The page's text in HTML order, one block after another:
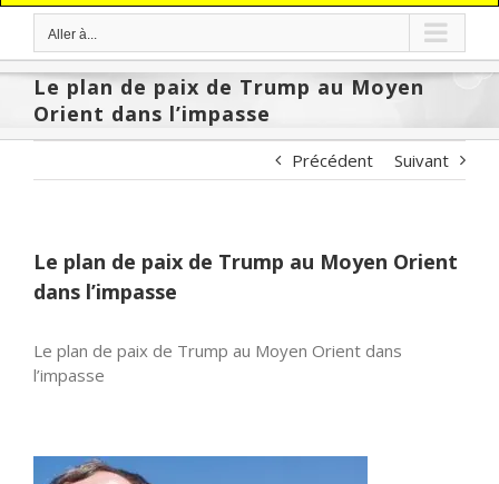
Aller à...
Le plan de paix de Trump au Moyen
Orient dans l’impasse
Précédent Suivant
Le plan de paix de Trump au Moyen Orient
dans l’impasse
Le plan de paix de Trump au Moyen Orient dans
l’impasse